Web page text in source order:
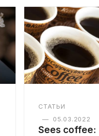
СТАТЬИ
—
05.03.2022
Sees